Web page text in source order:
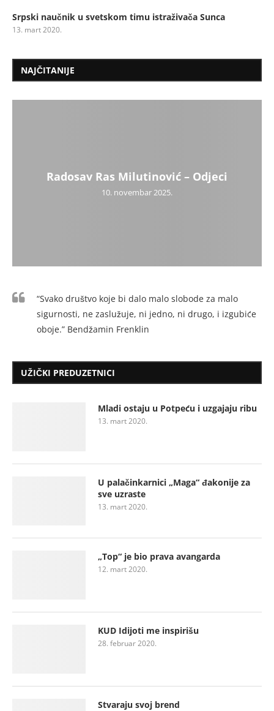
Srpski naučnik u svetskom timu istraživača Sunca
13. mart 2020.
NAJČITANIJE
Radosav Ras Milutinović – Odjeci
10. novembar 2025.
“Svako društvo koje bi dalo malo slobode za malo
sigurnosti, ne zaslužuje, ni jedno, ni drugo, i izgubiće
oboje.” Bendžamin Frenklin
UŽIČKI PREDUZETNICI
Mladi ostaju u Potpeću i uzgajaju ribu
13. mart 2020.
U palačinkarnici „Maga“ đakonije za
sve uzraste
13. mart 2020.
„Top“ je bio prava avangarda
12. mart 2020.
KUD Idijoti me inspirišu
28. februar 2020.
Stvaraju svoj brend